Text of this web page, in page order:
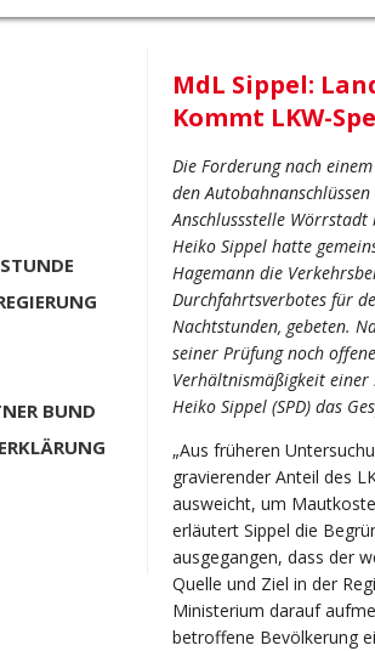
BUND
MdL Sippel:
Kommt LKW-
Die Forderung nach
den
Anschlussstelle
Heiko Sippel hatte
Hagemann die
Durchfahrtsverbotes für
Nachtstunden, gebeten.
seiner Prüfung noch
Verhältnismäßigkeit einer
Heiko Sippel (SPD) das
„Aus früheren
gravierender Anteil des
ausweicht, um
erläutert Sippel die
ausgegangen, dass der
Quelle und Ziel in der
Ministerium darauf
betroffene Bevölkerung